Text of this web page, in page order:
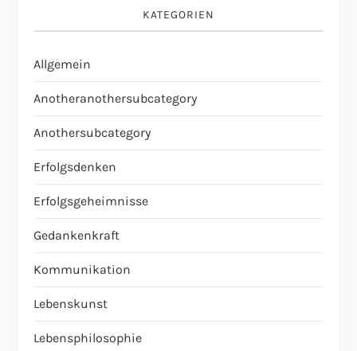
KATEGORIEN
Allgemein
Anotheranothersubcategory
Anothersubcategory
Erfolgsdenken
Erfolgsgeheimnisse
Gedankenkraft
Kommunikation
Lebenskunst
Lebensphilosophie